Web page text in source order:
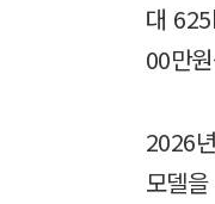
대
00만
2026
모델